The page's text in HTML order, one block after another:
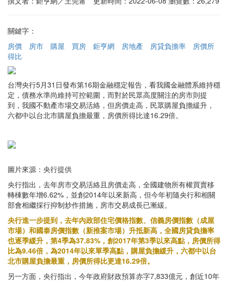
關鍵字：
房價
房市 購屋 買房 鉅亨網 房地產 房貸負擔率
房價所
得比
台灣央行5月31日發布第16期金融穩定報告，看我國金融體系維持穩
定，債務水準尚維持可控範圍，而對於民眾高度關注的房市則提
到，我國不動產市場交易活絡，但房價走高，民眾購屋負擔緩升，
六都中以台北市購屋負擔最重，房價所得比達16.29倍。
圖片來源：央行提供
央行指出，去年房市交易活絡且房價走高，全國建物所有權買賣移
轉棟數年增6.62%，並創2014年以來新高，但今年初隨央行和相關
部會相繼採行抑制炒作措施，房市交易成長已漸緩。
央行進一步提到，去年內政部住宅價格指數、信義房價指數（成屋
市場）和國泰房價指數（新推案市場）升抵新高，全國房貸負擔率
也逐季緩升，第4季為37.83%，創2017年第3季以來高點，房價所得
比為9.46倍，為2014年以來單季高點，購屋負擔緩升，六都中以台
北市購屋負擔最重，房價所得比更達16.29倍。
另一方面，央行指出，今年政府財政預算赤字7,833億元，創近10年